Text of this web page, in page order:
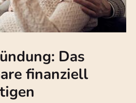
Das
finanziell